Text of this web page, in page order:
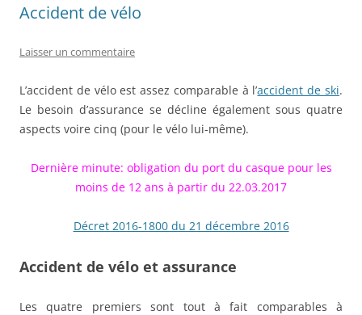
Accident de vélo
Laisser un commentaire
L’accident de vélo est assez comparable à l’accident de ski.
Le besoin d’assurance se décline également sous quatre
aspects voire cinq (pour le vélo lui-même).
Dernière minute: obligation du port du casque pour les
moins de 12 ans à partir du 22.03.2017
Décret 2016-1800 du 21 décembre 2016
Accident de vélo et assurance
Les quatre premiers sont tout à fait comparables à